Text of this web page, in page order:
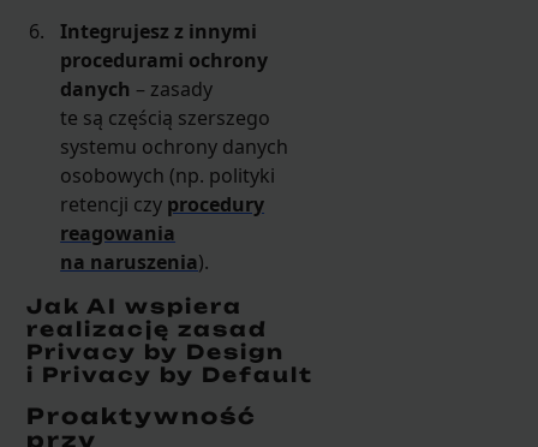
Integrujesz z innymi
procedurami ochrony
danych – zasady
te są częścią szerszego
systemu ochrony danych
osobowych (np. polityki
retencji czy procedury
reagowania
na naruszenia).
Jak AI wspiera
realizację zasad
Privacy by Design
i Privacy by Default
Proaktywność
przy